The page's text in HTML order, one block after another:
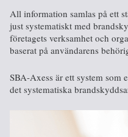
All information samlas på ett
just systematiskt med
företagets verksamhet och
baserat på användarens
SBA-Axess är ett system
det systematiska